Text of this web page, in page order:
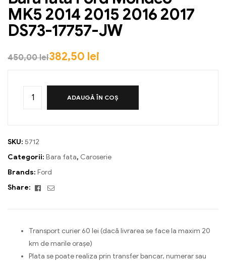
MK5 2014 2015 2016 2017
DS73-17757-JW
450,00lei382,50 lei
ADAUGĂ ÎN COȘ
SKU: 5712
Categorii: Bara fata, Caroserie
Brands: Ford
Share:
Facebook
Email
Transport curier 60 lei (dacă livrarea se face la maxim 20
km de marile orașe)
Plata se poate realiza prin transfer bancar, numerar sau